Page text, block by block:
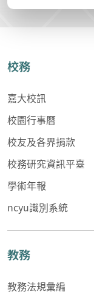
校務
嘉大校訊
校園行事曆
校友及各界捐款
校務研究資訊平臺
學術年報
ncyu識別系統
教務
教務法規彙編